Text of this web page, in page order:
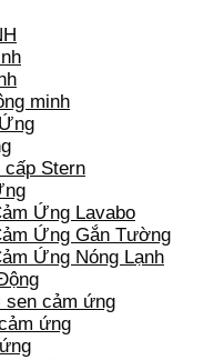
minh
Stern
Ứng Lavabo
Ứng Gắn Tường
Ứng Nóng Lạnh
sen cảm ứng
ứng